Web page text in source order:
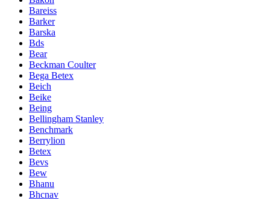
Bareiss
Barker
Barska
Bds
Bear
Beckman Coulter
Bega Betex
Beich
Beike
Being
Bellingham Stanley
Benchmark
Berrylion
Betex
Bevs
Bew
Bhanu
Bhcnav